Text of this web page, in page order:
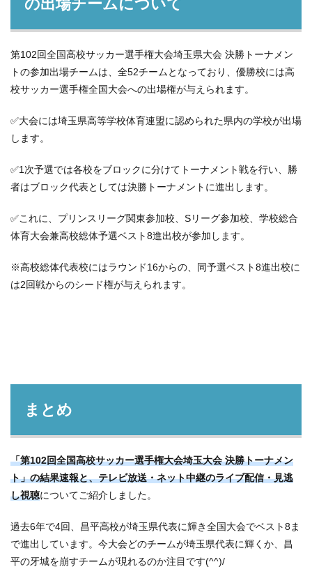
の出場チームについて
第102回全国高校サッカー選手権大会埼玉県大会 決勝トーナメン
トの参加出場チームは、全52チームとなっており、優勝校には高
校サッカー選手権全国大会への出場権が与えられます。
✅大会には埼玉県高等学校体育連盟に認められた県内の学校が出場
します。
✅1次予選では各校をブロックに分けてトーナメント戦を行い、勝
者はブロック代表としては決勝トーナメントに進出します。
✅これに、プリンスリーグ関東参加校、Sリーグ参加校、学校総合
体育大会兼高校総体予選ベスト8進出校が参加します。
※高校総体代表校にはラウンド16からの、同予選ベスト8進出校に
は2回戦からのシード権が与えられます。
まとめ
「第102回全国高校サッカー選手権大会埼玉大会 決勝トーナメン
ト」の結果速報と、テレビ放送・ネット中継のライブ配信・見逃
し視聴についてご紹介しました。
過去6年で4回、昌平高校が埼玉県代表に輝き全国大会でベスト8ま
で進出しています。今大会どのチームが埼玉県代表に輝くか、昌
平の牙城を崩すチームが現れるのか注目です(^^)/